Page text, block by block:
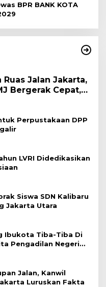
BPR BANK KOTA
Jalan Jakarta,
Bergerak Cepat,
Secara
Perpustakaan DPP
LVRI Didedikasikan
Siswa SDN Kalibaru
Jakarta Utara
Ibukota Tiba-Tiba Di
Pengadilan Negeri
Cacat Hukum Sejak
Jalan, Kanwil
Luruskan Fakta